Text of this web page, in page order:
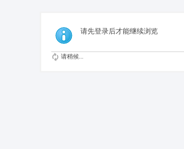
请先登录后才能继续浏览
请稍候...